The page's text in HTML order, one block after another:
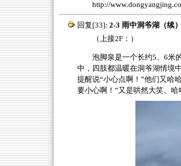
http://
回复[33]: 2-3 雨中洞爷湖（续）
（上接2F：）
泡脚泉是一个长约5、6米
中，四肢都温暖在洞爷湖情境
提醒说“小心点啊！”他们又哈
要小心啊！”又是哄然大笑。